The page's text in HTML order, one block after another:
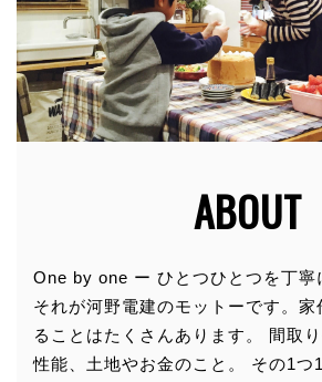
ABOUT
One by one ー ひとつひとつを丁寧
それが河野電建のモットーです。家
ることはたくさんあります。 間取
性能、土地やお金のこと。 その1つ
当社は、お客さまの個人情報を正確
保ち、個人情報への不正アクセス・
ん・漏洩などを防止するため、セキ
の維持・管理体制の整備・社員教育
措置を講じ、安全対策を実施し個人
お客さまからお預かりした個人情報
連絡や業務のご案内やご質問に対す
子メールや資料のご送付に利用いた